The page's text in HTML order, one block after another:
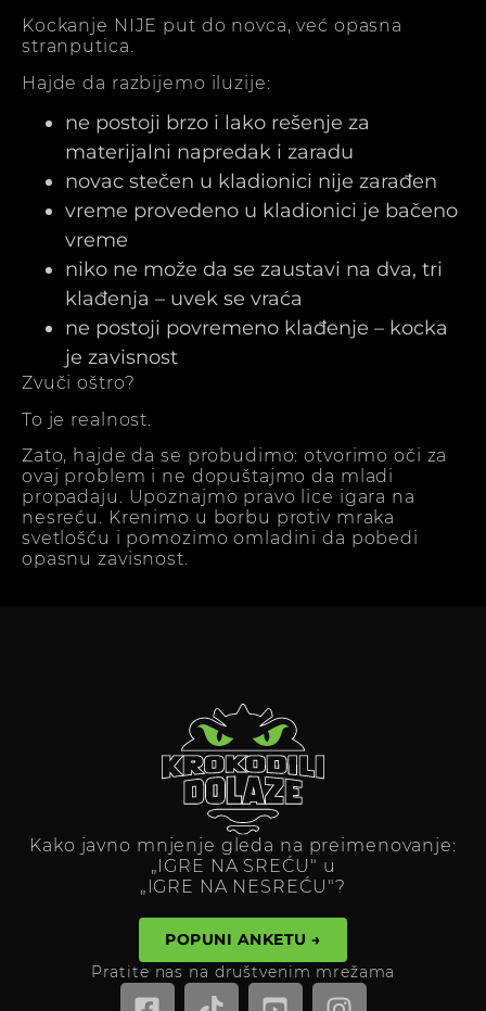
Kockanje NIJE put do novca, već opasna
stranputica.
Hajde da razbijemo iluzije:
ne postoji brzo i lako rešenje za
materijalni napredak i zaradu
novac stečen u kladionici nije zarađen
vreme provedeno u kladionici je bačeno
vreme
niko ne može da se zaustavi na dva, tri
klađenja – uvek se vraća
ne postoji povremeno klađenje – kocka
je zavisnost
Zvuči oštro?
To je realnost.
Zato, hajde da se probudimo: otvorimo oči za
ovaj problem i ne dopuštajmo da mladi
propadaju. Upoznajmo pravo lice igara na
nesreću. Krenimo u borbu protiv mraka
svetlošću i pomozimo omladini da pobedi
opasnu zavisnost.
Kako javno mnjenje gleda na preimenovanje:
„IGRE NA SREĆU" u
„IGRE NA NESREĆU"?
POPUNI ANKETU →
Pratite nas na društvenim mrežama